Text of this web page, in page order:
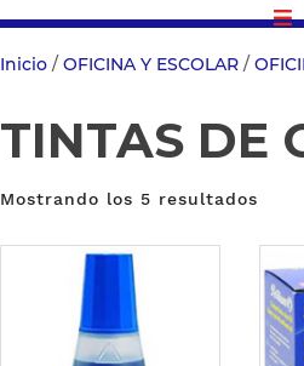
Inicio / OFICINA Y ESCOLAR /
TINTAS DE
Mostrando los 5 resultados